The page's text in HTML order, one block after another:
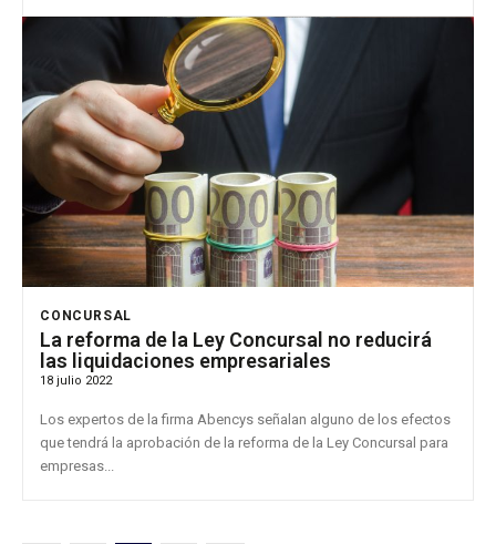
CONCURSAL
La reforma de la Ley Concursal no reducirá
las liquidaciones empresariales
18 julio 2022
Los expertos de la firma Abencys señalan alguno de los efectos
que tendrá la aprobación de la reforma de la Ley Concursal para
empresas...